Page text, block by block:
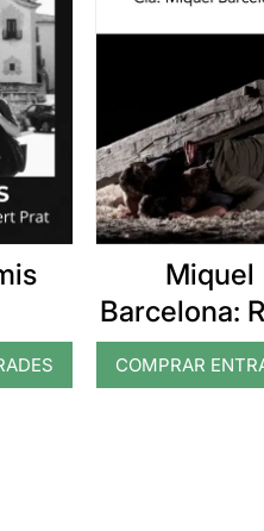
Miquel
Barcelona:
COMPRAR